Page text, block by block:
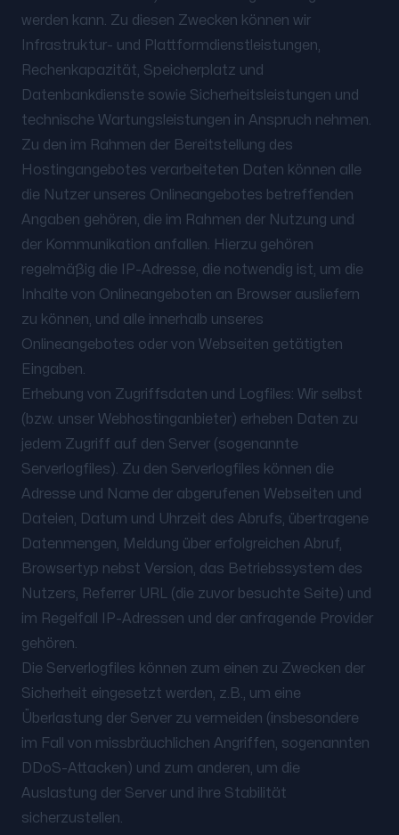
werden kann. Zu diesen Zwecken können wir
Infrastruktur- und Plattformdienstleistungen,
Rechenkapazität, Speicherplatz und
Datenbankdienste sowie Sicherheitsleistungen und
technische Wartungsleistungen in Anspruch nehmen.
Zu den im Rahmen der Bereitstellung des
Hostingangebotes verarbeiteten Daten können alle
die Nutzer unseres Onlineangebotes betreffenden
Angaben gehören, die im Rahmen der Nutzung und
der Kommunikation anfallen. Hierzu gehören
regelmäßig die IP-Adresse, die notwendig ist, um die
Inhalte von Onlineangeboten an Browser ausliefern
zu können, und alle innerhalb unseres
Onlineangebotes oder von Webseiten getätigten
Eingaben.
Erhebung von Zugriffsdaten und Logfiles: Wir selbst
(bzw. unser Webhostinganbieter) erheben Daten zu
jedem Zugriff auf den Server (sogenannte
Serverlogfiles). Zu den Serverlogfiles können die
Adresse und Name der abgerufenen Webseiten und
Dateien, Datum und Uhrzeit des Abrufs, übertragene
Datenmengen, Meldung über erfolgreichen Abruf,
Browsertyp nebst Version, das Betriebssystem des
Nutzers, Referrer URL (die zuvor besuchte Seite) und
im Regelfall IP-Adressen und der anfragende Provider
gehören.
Die Serverlogfiles können zum einen zu Zwecken der
Sicherheit eingesetzt werden, z.B., um eine
Überlastung der Server zu vermeiden (insbesondere
im Fall von missbräuchlichen Angriffen, sogenannten
DDoS-Attacken) und zum anderen, um die
Auslastung der Server und ihre Stabilität
sicherzustellen.